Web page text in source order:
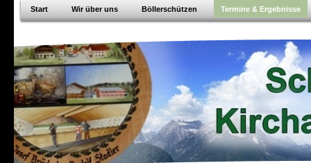
Start Wir über uns Böllerschützen Termine & Ergebnisse